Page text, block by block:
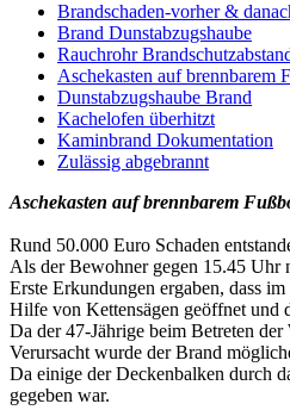
Brandschaden-vorher &
Brand Dunstabzugshaube
Rauchrohr
Aschekasten auf brennbarem
Dunstabzugshaube Brand
Kachelofen überhitzt
Kaminbrand Dokumentation
Zulässig abgebrannt
Aschekasten auf brennbarem
Rund 50.000 Euro Schaden
Als der Bewohner gegen 15.45 Uhr
Erste Erkundungen ergaben, dass
Hilfe von Kettensägen geöffnet und
Da der 47-Jährige beim Betreten
Verursacht wurde der Brand
Da einige der Deckenbalken durch
gegeben war.